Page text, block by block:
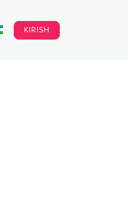
KIRISH